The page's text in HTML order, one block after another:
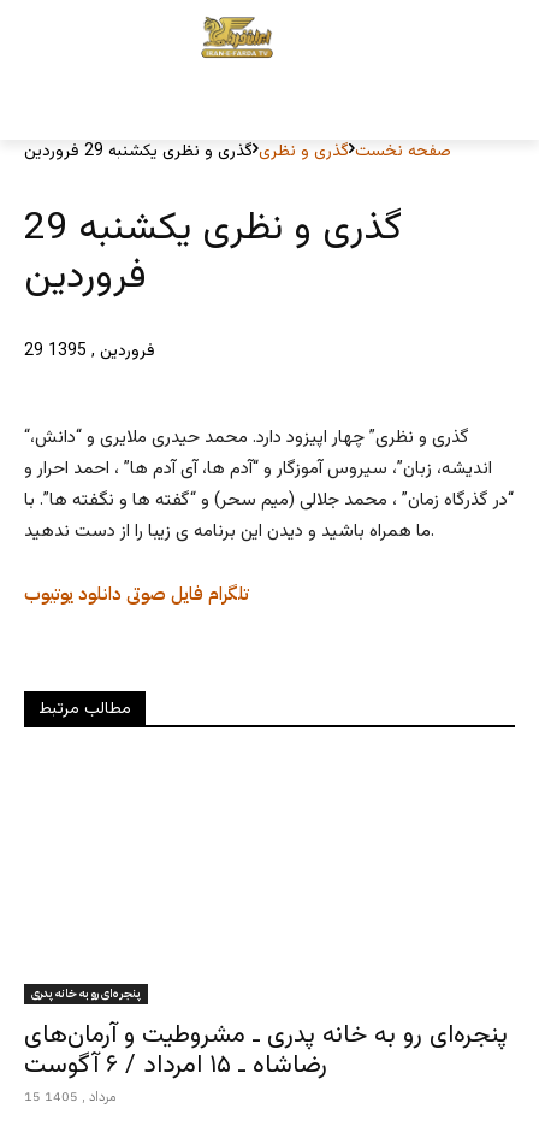
صفحه نخست گذری و نظری گذری و نظری یکشنبه 29 فروردین
گذری و نظری یکشنبه 29
فروردین
29 فروردین , 1395
“گذری و نظری” چهار اپیزود دارد. محمد حیدری ملایری و “دانش،
اندیشه، زبان”، سیروس آموزگار و “آدم ها، آی آدم ها” ، احمد احرار و
“در گذرگاه زمان” ، محمد جلالی (میم سحر) و “گفته ها و نگفته ها”. با
ما همراه باشید و دیدن این برنامه ی زیبا را از دست ندهید.
یوتیوب دانلود فایل صوتی تلگرام
مطالب مرتبط
پنجره‌ای رو به خانه پدری
پنجره‌ای رو به خانه پدری ـ مشروطیت و آرمان‌های
رضاشاه ـ ۱۵ امرداد / ۶ آگوست
15 مرداد , 1405